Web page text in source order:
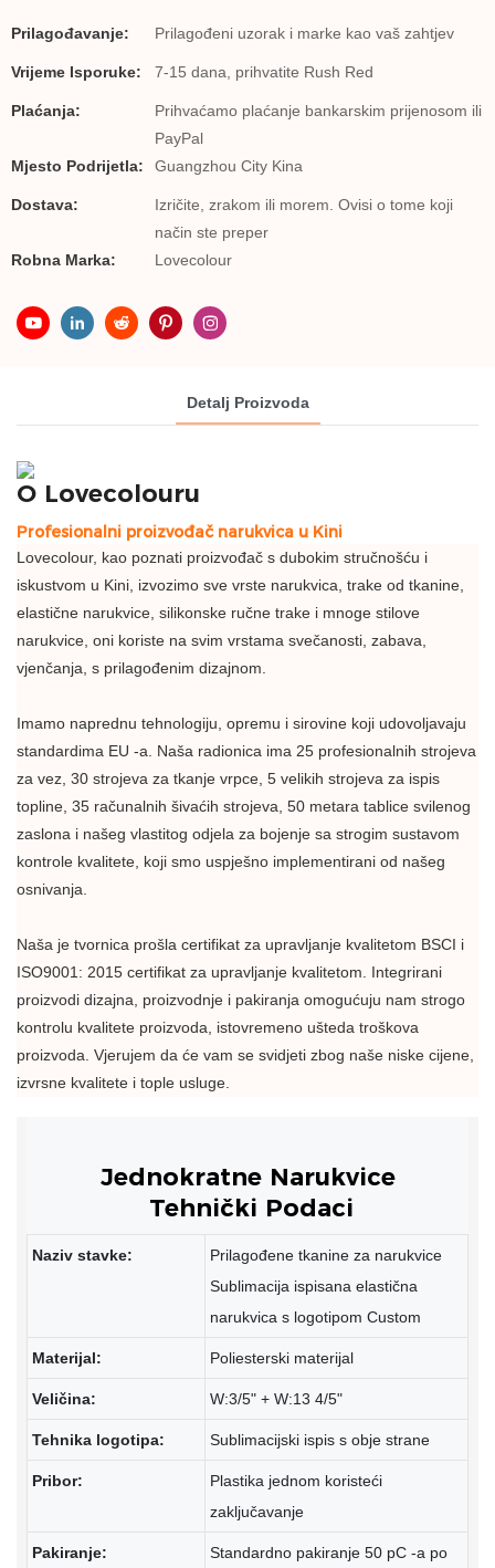
Prilagođavanje: Prilagođeni uzorak i marke kao vaš zahtjev
Vrijeme Isporuke: 7-15 dana, prihvatite Rush Red
Plaćanja:
Prihvaćamo plaćanje bankarskim prijenosom ili
PayPal
Mjesto Podrijetla:
Guangzhou City Kina
Dostava:
Izričite, zrakom ili morem. Ovisi o tome koji
način ste preper
Robna Marka:
Lovecolour
Detalj Proizvoda
O Lovecolouru
Profesionalni proizvođač narukvica u Kini
Lovecolour, kao poznati proizvođač s dubokim stručnošću i
iskustvom u Kini, izvozimo sve vrste narukvica, trake od tkanine,
elastične narukvice, silikonske ručne trake i mnoge stilove
narukvice, oni koriste na svim vrstama svečanosti, zabava,
vjenčanja, s prilagođenim dizajnom.
Imamo naprednu tehnologiju, opremu i sirovine koji udovoljavaju
standardima EU -a. Naša radionica ima 25 profesionalnih strojeva
za vez, 30 strojeva za tkanje vrpce, 5 velikih strojeva za ispis
topline, 35 računalnih šivaćih strojeva, 50 metara tablice svilenog
zaslona i našeg vlastitog odjela za bojenje sa strogim sustavom
kontrole kvalitete, koji smo uspješno implementirani od našeg
osnivanja.
Naša je tvornica prošla certifikat za upravljanje kvalitetom BSCI i
ISO9001: 2015 certifikat za upravljanje kvalitetom. Integrirani
proizvodi dizajna, proizvodnje i pakiranja omogućuju nam strogo
kontrolu kvalitete proizvoda, istovremeno ušteda troškova
proizvoda. Vjerujem da će vam se svidjeti zbog naše niske cijene,
izvrsne kvalitete i tople usluge.
Jednokratne Narukvice
Tehnički Podaci
Naziv stavke:
Prilagođene tkanine za narukvice
Sublimacija ispisana elastična
narukvica s logotipom Custom
Materijal: Poliesterski materijal
Veličina: W:3/5" + W:13 4/5"
Tehnika logotipa: Sublimacijski ispis s obje strane
Pribor:
Plastika jednom koristeći
zaključavanje
Pakiranje: Standardno pakiranje 50 pC -a po